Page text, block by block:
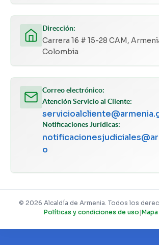
Dirección:
Carrera 16 # 15-28 CAM,
Colombia
Correo electrónico:
Atención Servicio al Cliente:
Notificaciones Jurídicas:
o
© 2026 Alcaldía de Armenia. Todos los
Políticas y condiciones de uso |